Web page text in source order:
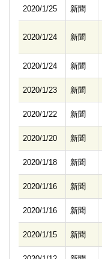
2020/1/25 新聞
2020/1/24 新聞
2020/1/24 新聞
2020/1/23 新聞
2020/1/22 新聞
2020/1/20 新聞
2020/1/18 新聞
2020/1/16 新聞
2020/1/16 新聞
2020/1/15 新聞